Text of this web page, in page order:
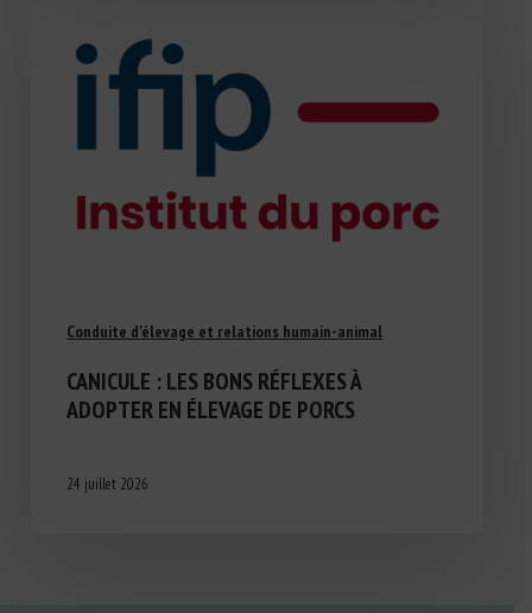
Conduite d'élevage et relations humain-animal
CANICULE : LES BONS RÉFLEXES À
ADOPTER EN ÉLEVAGE DE PORCS
24 juillet 2026